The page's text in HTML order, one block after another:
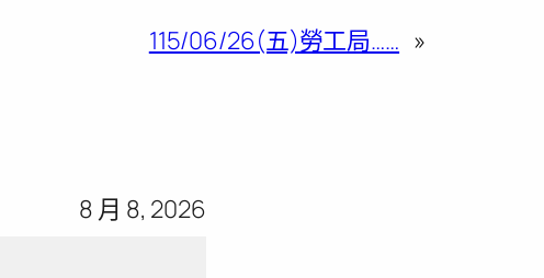
115/06/26(五)勞工局…… »
8 月 8, 2026